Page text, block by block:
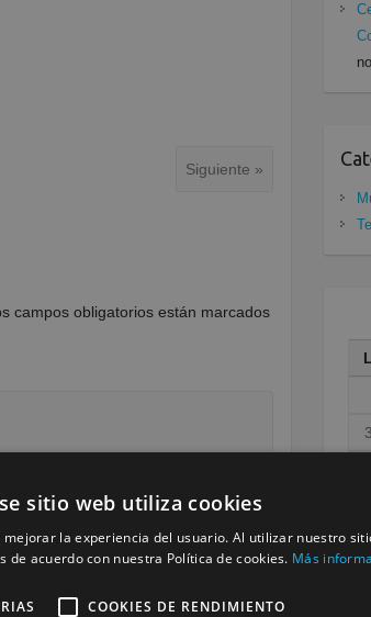
Siguiente »
campos obligatorios están marcados
L
3
sitio web utiliza cookies
mejorar la experiencia del usuario. Al utilizar nuestro
de acuerdo con nuestra Política de cookies. Más
COOKIES DE RENDIMIENTO